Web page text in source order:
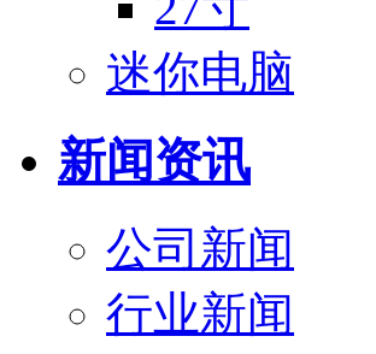
迷你电脑
新闻资讯
公司新闻
行业新闻